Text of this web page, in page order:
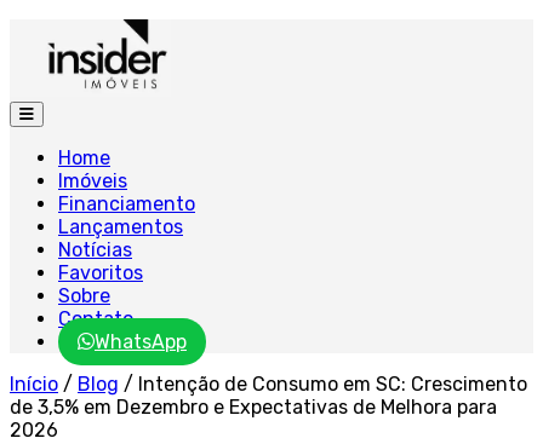
Home
Imóveis
Financiamento
Lançamentos
Notícias
Favoritos
Sobre
Contato
WhatsApp
Início / Blog / Intenção de Consumo em SC: Crescimento
de 3,5% em Dezembro e Expectativas de Melhora para
2026